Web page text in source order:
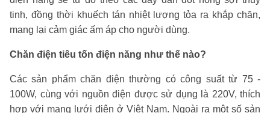
tinh, đồng thời khuếch tán nhiệt lượng tỏa ra khắp chăn,
mang lại cảm giác ấm áp cho người dùng.
Chăn điện tiêu tốn điện năng như thế nào?
Các sản phẩm chăn điện thường có công suất từ 75 -
100W, cùng với nguồn điện được sử dụng là 220V, thích
hợp với mạng lưới điện ở Việt Nam. Ngoài ra một số sản